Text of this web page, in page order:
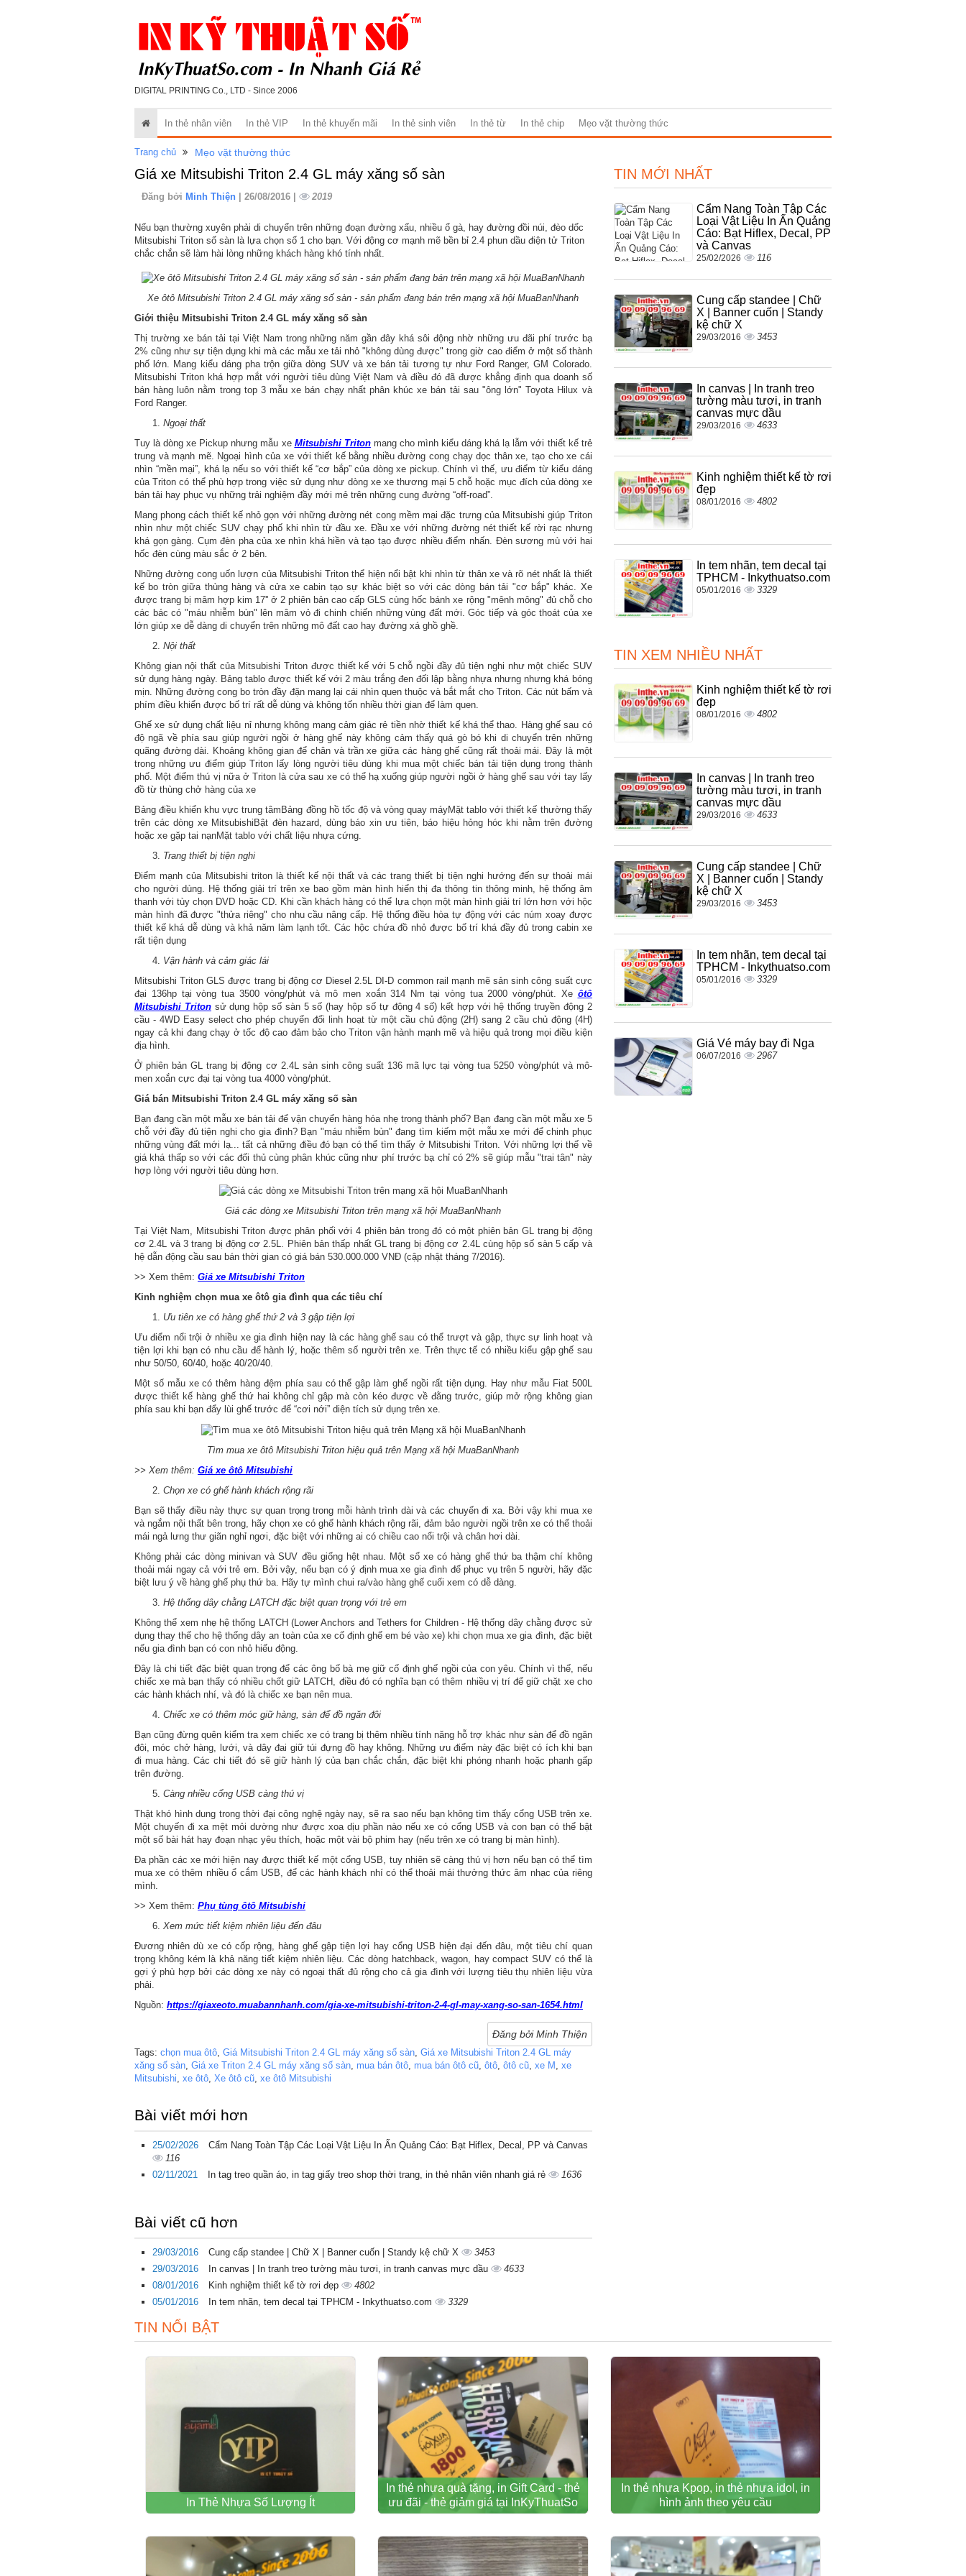
DIGITAL PRINTING Co., LTD - Since 2006
In thẻ nhân viên In thẻ VIP In thẻ khuyến mãi In thẻ sinh viên In thẻ từ In thẻ chip Mẹo vặt thường thức
Trang chủ Mẹo vặt thường thức
Giá xe Mitsubishi Triton 2.4 GL máy xăng số sàn
Đăng bởi Minh Thiện | 26/08/2016 | 2019
Nếu bạn thường xuyên phải di chuyển trên những đoạn đường xấu, nhiều ổ gà, hay đường đồi núi, đèo dốc
Mitsubishi Triton số sàn là lựa chọn số 1 cho bạn. Với động cơ mạnh mẽ bền bỉ 2.4 phun dầu điện tử Triton
chắc chắn sẽ làm hài lòng những khách hàng khó tính nhất.
Xe ôtô Mitsubishi Triton 2.4 GL máy xăng số sàn - sản phẩm đang bán trên mạng xã hội MuaBanNhanh
Giới thiệu Mitsubishi Triton 2.4 GL máy xăng số sàn
Thị trường xe bán tải tại Việt Nam trong những năm gần đây khá sôi động nhờ những ưu đãi phí trước bạ
2% cũng như sự tiện dụng khi mà các mẫu xe tải nhỏ "không dùng được" trong giờ cao điểm ở một số thành
phố lớn. Mang kiểu dáng pha trộn giữa dòng SUV và xe bán tải tương tự như Ford Ranger, GM Colorado.
Mitsubishi Triton khá hợp mắt với người tiêu dùng Việt Nam và điều đó đã được khẳng định qua doanh số
bán hàng luôn nằm trong top 3 mẫu xe bán chạy nhất phân khúc xe bán tải sau "ông lớn" Toyota Hilux và
Ford Ranger.
Ngoại thất
Tuy là dòng xe Pickup nhưng mẫu xe Mitsubishi Tritonmang cho mình kiểu dáng khá lạ lẫm với thiết kế trẻ
trung và mạnh mẽ. Ngoại hình của xe với thiết kế bằng nhiều đường cong chạy dọc thân xe, tạo cho xe cái
nhìn “mền mại”, khá lạ nếu so với thiết kế “cơ bắp” của dòng xe pickup. Chính vì thế, ưu điểm từ kiểu dáng
của Triton có thể phù hợp trong việc sử dụng như dòng xe xe thương mại 5 chỗ hoặc mục đích của dòng xe
bán tải hay phục vụ những trải nghiệm đầy mới mẻ trên những cung đường “off-road”.
Mang phong cách thiết kế nhỏ gọn với những đường nét cong mềm mại đặc trưng của Mitsubishi giúp Triton
nhìn như một chiếc SUV chạy phố khi nhìn từ đầu xe. Đầu xe với những đường nét thiết kế rời rạc nhưng
khá gọn gàng. Cụm đèn pha của xe nhìn khá hiền và tạo tạo được nhiều điểm nhấn. Đèn sương mù với hai
hốc đèn cùng màu sắc ở 2 bên.
Những đường cong uốn lượn của Mitsubishi Triton thể hiện nổi bật khi nhìn từ thân xe và rõ nét nhất là thiết
kế bo tròn giữa thùng hàng và cửa xe cabin tạo sự khác biệt so với các dòng bán tải "cơ bắp" khác. Xe
được trang bị mâm hợp kim 17'' ở 2 phiên bản cao cấp GLS cùng hốc bánh xe rộng "mênh mông" đủ chỗ cho
các bác có "máu nhiễm bùn" lên mâm vỏ đi chinh chiến những vùng đất mới. Góc tiếp và góc thoát của xe
lớn giúp xe dễ dàng di chuyển trên những mô đất cao hay đường xá ghồ ghề.
Nội thất
Không gian nội thất của Mitsubishi Triton được thiết kế với 5 chỗ ngồi đầy đủ tiện nghi như một chiếc SUV
sử dụng hàng ngày. Bảng tablo được thiết kế với 2 màu trắng đen đối lập bằng nhựa nhưng nhưng khá bóng
mịn. Những đường cong bo tròn đầy đặn mang lại cái nhìn quen thuộc và bắt mắt cho Triton. Các nút bấm và
phím điều khiển được bố trí rất dễ dùng và không tốn nhiều thời gian để làm quen.
Ghế xe sử dụng chất liệu nỉ nhưng không mang cảm giác rẻ tiền nhờ thiết kế khá thể thao. Hàng ghế sau có
độ ngã về phía sau giúp người ngồi ở hàng ghế này không cảm thấy quá gò bó khi di chuyển trên những
quãng đường dài. Khoảng không gian để chân và trần xe giữa các hàng ghế cũng rất thoải mái. Đây là một
trong những ưu điểm giúp Triton lấy lòng người tiêu dùng khi mua một chiếc bán tải tiện dụng trong thành
phố. Một điểm thú vị nữa ở Triton là cửa sau xe có thể hạ xuống giúp người ngồi ở hàng ghế sau với tay lấy
đồ từ thùng chở hàng của xe
Bảng điều khiển khu vực trung tâmBảng đồng hồ tốc độ và vòng quay máyMặt tablo với thiết kế thường thấy
trên các dòng xe MitsubishiBật đèn hazard, dùng báo xin ưu tiên, báo hiệu hỏng hóc khi nằm trên đường
hoặc xe gặp tai nạnMặt tablo với chất liệu nhựa cứng.
Trang thiết bị tiện nghi
Điểm mạnh của Mitsubishi triton là thiết kế nội thất và các trang thiết bị tiện nghi hướng đến sự thoải mái
cho người dùng. Hệ thống giải trí trên xe bao gồm màn hình hiển thị đa thông tin thông minh, hệ thống âm
thanh với tùy chọn DVD hoặc CD. Khi cần khách hàng có thể lựa chọn một màn hình giải trí lớn hơn với hộc
màn hình đã được "thửa riêng" cho nhu cầu nâng cấp. Hệ thống điều hòa tự động với các núm xoay được
thiết kế khá dễ dùng và khả năm làm lạnh tốt. Các hộc chứa đồ nhỏ được bố trí khá đầy đủ trong cabin xe
rất tiện dụng
Vận hành và cảm giác lái
Mitsubishi Triton GLS được trang bị động cơ Diesel 2.5L DI-D common rail mạnh mẽ sản sinh công suất cực
đại 136hp tại vòng tua 3500 vòng/phút và mô men xoắn 314 Nm tại vòng tua 2000 vòng/phút. Xe ôtô
Mitsubishi Tritonsử dụng hộp số sàn 5 số (hay hộp số tự động 4 số) kết hợp với hệ thống truyền động 2
cầu - 4WD Easy select cho phép chuyển đổi linh hoạt từ một cầu chủ động (2H) sang 2 cầu chủ động (4H)
ngay cả khi đang chạy ở tốc độ cao đảm bảo cho Triton vận hành mạnh mẽ và hiệu quả trong mọi điều kiện
địa hình.
Ở phiên bản GL trang bị động cơ 2.4L sản sinh công suất 136 mã lực tại vòng tua 5250 vòng/phút và mô-
men xoắn cực đại tại vòng tua 4000 vòng/phút.
Giá bán Mitsubishi Triton 2.4 GL máy xăng số sàn
Bạn đang cần một mẫu xe bán tải để vận chuyển hàng hóa nhẹ trong thành phố? Bạn đang cần một mẫu xe 5
chỗ với đầy đủ tiện nghi cho gia đình? Bạn "máu nhiễm bùn" đang tìm kiếm một mẫu xe mới để chinh phục
những vùng đất mới lạ... tất cả những điều đó bạn có thể tìm thấy ở Mitsubishi Triton. Với những lợi thế về
giá khá thấp so với các đối thủ cùng phân khúc cũng như phí trước bạ chỉ có 2% sẽ giúp mẫu "trai tân" này
hợp lòng với người tiêu dùng hơn.
Giá các dòng xe Mitsubishi Triton trên mạng xã hội MuaBanNhanh
Tại Việt Nam, Mitsubishi Triton được phân phối với 4 phiên bản trong đó có một phiên bản GL trang bị động
cơ 2.4L và 3 trang bị động cơ 2.5L. Phiên bản thấp nhất GL trang bị động cơ 2.4L cùng hộp số sàn 5 cấp và
hệ dẫn động cầu sau bán thời gian có giá bán 530.000.000 VNĐ (cập nhật tháng 7/2016).
>> Xem thêm: Giá xe Mitsubishi Triton
Kinh nghiệm chọn mua xe ôtô gia đình qua các tiêu chí
Ưu tiên xe có hàng ghế thứ 2 và 3 gập tiện lợi
Ưu điểm nổi trội ở nhiều xe gia đình hiện nay là các hàng ghế sau có thể trượt và gập, thực sự linh hoạt và
tiện lợi khi bạn có nhu cầu để hành lý, hoặc thêm số người trên xe. Trên thực tế có nhiều kiểu gập ghế sau
như 50/50, 60/40, hoặc 40/20/40.
Một số mẫu xe có thêm hàng đệm phía sau có thể gập làm ghế ngồi rất tiện dụng. Hay như mẫu Fiat 500L
được thiết kế hàng ghế thứ hai không chỉ gập mà còn kéo được về đằng trước, giúp mở rộng không gian
phía sau khi bạn đẩy lùi ghế trước để “cơi nới” diện tích sử dụng trên xe.
Tìm mua xe ôtô Mitsubishi Triton hiệu quả trên Mạng xã hội MuaBanNhanh
>> Xem thêm: Giá xe ôtô Mitsubishi
Chọn xe có ghế hành khách rộng rãi
Bạn sẽ thấy điều này thực sự quan trọng trong mỗi hành trình dài và các chuyến đi xa. Bởi vậy khi mua xe
và ngắm nội thất bên trong, hãy chọn xe có ghế hành khách rộng rãi, đảm bảo người ngồi trên xe có thể thoải
mái ngả lưng thư giãn nghỉ ngơi, đặc biệt với những ai có chiều cao nổi trội và chân hơi dài.
Không phải các dòng minivan và SUV đều giống hệt nhau. Một số xe có hàng ghế thứ ba thậm chí không
thoải mái ngay cả với trẻ em. Bởi vậy, nếu bạn có ý định mua xe gia đình để phục vụ trên 5 người, hãy đặc
biệt lưu ý về hàng ghế phụ thứ ba. Hãy tự mình chui ra/vào hàng ghế cuối xem có dễ dàng.
Hệ thống dây chằng LATCH đặc biệt quan trọng với trẻ em
Không thể xem nhẹ hệ thống LATCH (Lower Anchors and Tethers for Children - Hệ thống dây chằng được sử
dụng thay thế cho hệ thống dây an toàn của xe cố định ghế em bé vào xe) khi chọn mua xe gia đình, đặc biệt
nếu gia đình bạn có con nhỏ hiếu động.
Đây là chi tiết đặc biệt quan trọng để các ông bố bà mẹ giữ cố định ghế ngồi của con yêu. Chính vì thế, nếu
chiếc xe mà bạn thấy có nhiều chốt giữ LATCH, điều đó có nghĩa bạn có thêm nhiều vị trí để giữ chặt xe cho
các hành khách nhí, và đó là chiếc xe bạn nên mua.
Chiếc xe có thêm móc giữ hàng, sàn để đồ ngăn đôi
Bạn cũng đừng quên kiểm tra xem chiếc xe có trang bị thêm nhiều tính năng hỗ trợ khác như sàn để đồ ngăn
đôi, móc chở hàng, lưới, và dây đai giữ túi đựng đồ hay không. Những ưu điểm này đặc biệt có ích khi bạn
đi mua hàng. Các chi tiết đó sẽ giữ hành lý của bạn chắc chắn, đặc biệt khi phóng nhanh hoặc phanh gấp
trên đường.
Càng nhiều cổng USB càng thú vị
Thật khó hình dung trong thời đại công nghệ ngày nay, sẽ ra sao nếu bạn không tìm thấy cổng USB trên xe.
Một chuyến đi xa mệt mỏi dường như được xoa dịu phần nào nếu xe có cổng USB và con bạn có thể bật
một số bài hát hay đoạn nhạc yêu thích, hoặc một vài bộ phim hay (nếu trên xe có trang bị màn hình).
Đa phần các xe mới hiện nay được thiết kế một cổng USB, tuy nhiên sẽ càng thú vị hơn nếu bạn có thể tìm
mua xe có thêm nhiều ổ cắm USB, để các hành khách nhí có thể thoải mái thưởng thức âm nhạc của riêng
mình.
>> Xem thêm: Phụ tùng ôtô Mitsubishi
Xem mức tiết kiệm nhiên liệu đến đâu
Đương nhiên dù xe có cốp rộng, hàng ghế gập tiện lợi hay cổng USB hiện đại đến đâu, một tiêu chí quan
trọng không kém là khả năng tiết kiệm nhiên liệu. Các dòng hatchback, wagon, hay compact SUV có thể là
gợi ý phù hợp bởi các dòng xe này có ngoại thất đủ rộng cho cả gia đình với lượng tiêu thụ nhiên liệu vừa
phải.
Nguồn: https://giaxeoto.muabannhanh.com/gia-xe-mitsubishi-triton-2-4-gl-may-xang-so-san-1654.html
Đăng bởi Minh Thiện
Tags: chọn mua ôtô Giá Mitsubishi Triton 2.4 GL máy xăng số sàn Giá xe Mitsubishi Triton 2.4 GL máy
xăng số sàn Giá xe Triton 2.4 GL máy xăng số sàn mua bán ôtô mua bán ôtô cũ ôtô ôtô cũ xe M
xe
Mitsubishi xe ôtô Xe ôtô cũ xe ôtô Mitsubishi
Bài viết mới hơn
25/02/2026
Cẩm Nang Toàn Tập Các Loại Vật Liệu In Ấn Quảng Cáo: Bạt Hiflex, Decal, PP và Canvas
116
02/11/2021
In tag treo quần áo, in tag giấy treo shop thời trang, in thẻ nhân viên nhanh giá rẻ 1636
Bài viết cũ hơn
29/03/2016 Cung cấp standee | Chữ X | Banner cuốn | Standy kệ chữ X
3453
29/03/2016
In canvas | In tranh treo tường màu tươi, in tranh canvas mực dầu
4633
08/01/2016
Kinh nghiệm thiết kế tờ rơi đẹp
4802
05/01/2016
In tem nhãn, tem decal tại TPHCM - Inkythuatso.com 3329
TIN MỚI NHẤT
Cẩm Nang Toàn Tập Các
Loại Vật Liệu In Ấn Quảng
Cáo: Bạt Hiflex, Decal, PP
và Canvas
25/02/2026 116
Cung cấp standee | Chữ
X | Banner cuốn | Standy
kệ chữ X
29/03/2016 3453
In canvas | In tranh treo
tường màu tươi, in tranh
canvas mực dầu
29/03/2016 4633
Kinh nghiệm thiết kế tờ rơi
đẹp
08/01/2016 4802
In tem nhãn, tem decal tại
TPHCM - Inkythuatso.com
05/01/2016 3329
TIN XEM NHIỀU NHẤT
Kinh nghiệm thiết kế tờ rơi
đẹp
08/01/2016 4802
In canvas | In tranh treo
tường màu tươi, in tranh
canvas mực dầu
29/03/2016 4633
Cung cấp standee | Chữ
X | Banner cuốn | Standy
kệ chữ X
29/03/2016 3453
In tem nhãn, tem decal tại
TPHCM - Inkythuatso.com
05/01/2016 3329
Giá Vé máy bay đi Nga
06/07/2016 2967
TIN NỔI BẬT
In Thẻ Nhựa Số Lượng Ít
In thẻ nhựa quà tặng, in Gift Card - thẻ
ưu đãi - thẻ giảm giá tại InKyThuatSo
In thẻ nhựa Kpop, in thẻ nhựa idol, in
hình ảnh theo yêu cầu